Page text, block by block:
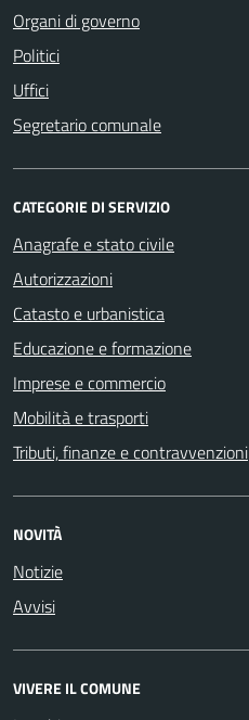
Organi di governo
Politici
Uffici
Segretario comunale
CATEGORIE DI SERVIZIO
Anagrafe e stato civile
Autorizzazioni
Catasto e urbanistica
Educazione e formazione
Imprese e commercio
Mobilità e trasporti
Tributi, finanze e contravvenzioni
NOVITÀ
Notizie
Avvisi
VIVERE IL COMUNE